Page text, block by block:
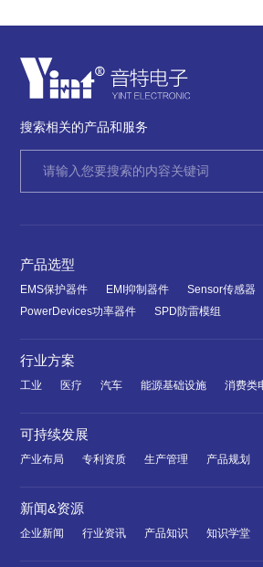
搜索相关的产品和服务
产品选型
EMS保护器件 EMI抑制器件
Sensor传感器
PowerDevices功率器件
SPD防雷模组
行业方案
工业 医疗 汽车 能源基础设施 消费类
可持续发展
产业布局 专利资质 生产管理 产品规划
新闻&资源
企业新闻 行业资讯 产品知识 知识学堂